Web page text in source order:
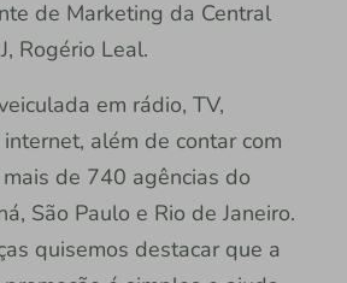
de Marketing da Central
Rogério Leal.
em rádio, TV,
além de contar com
de 740 agências do
São Paulo e Rio de Janeiro.
quisemos destacar que a